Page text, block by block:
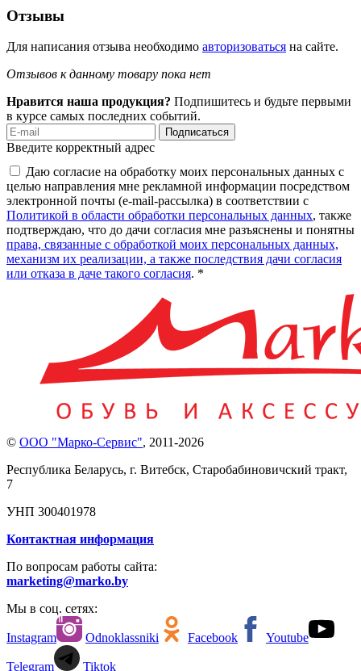
Отзывы
Для написания отзыва необходимо авторизоваться на сайте.
Отзывов к данному товару пока нет
Нравится наша продукция? Подпишитесь и будьте первыми
в курсе самых последних событий.
Подписаться
Введите корректный адрес
Даю согласие на обработку моих персональных данных с
целью направления мне рекламной информации посредством
электронной почты (e-mail-рассылка) в соответствии с
Политикой в области обработки персональных данных, также
подтверждаю, что до дачи согласия мне разъяснены и понятны
права, связанные с обработкой моих персональных данных,
механизм их реализации, а также последствия дачи согласия
или отказа в даче такого согласия. *
© ООО "Марко-Сервис", 2011-2026
Республика Беларусь, г. Витебск, Старобабиновичский тракт,
7
УНП 300401978
Контактная информация
По вопросам работы сайта:
marketing@marko.by
Мы в соц. сетях:
Instagram Odnoklassniki Facebook Youtube
Telegram Tiktok